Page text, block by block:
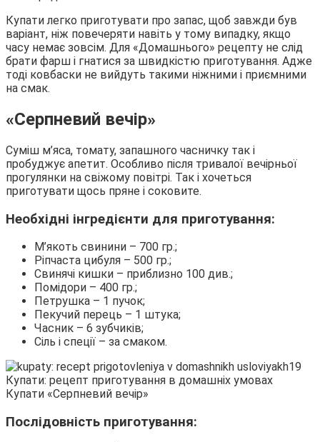
Купати легко приготувати про запас, щоб завжди був
варіант, ніж повечеряти навіть у тому випадку, якщо
часу немає зовсім. Для «Домашнього» рецепту не слід
брати фарш і гнатися за швидкістю приготування. Адже
тоді ковбаски не вийдуть такими ніжними і приємними
на смак.
«Серпневий вечір»
Суміш м’яса, томату, запашного часничку так і
пробуджує апетит. Особливо після тривалої вечірньої
прогулянки на свіжому повітрі. Так і хочеться
приготувати щось пряне і соковите.
Необхідні інгредієнти для приготування:
М’якоть свинини – 700 гр.;
Ріпчаста цибуля – 500 гр.;
Свинячі кишки – приблизно 100 див.;
Помідори – 400 гр.;
Петрушка – 1 пучок;
Пекучий перець – 1 штука;
Часник – 6 зубчиків;
Сіль і спеції – за смаком.
Купати «Серпневий вечір»
Послідовність приготування: